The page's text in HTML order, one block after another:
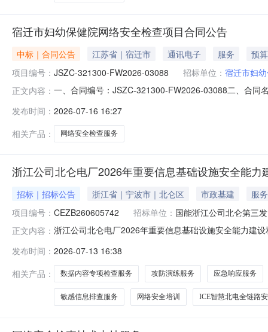
宿迁市妇幼保健院网络安全检查项目合同公告
中标｜合同公告 江苏省｜宿迁市 通讯电子 服务
预
项目编号： JSZC-321300-FW2026-03088 招标单位： 宿迁市妇
正文内容： 一、合同编号：JSZC-321300-FW2026-03088二、合同
同主体信息1.主要标的信息：项目名称：宿迁市妇幼保
发布时间： 2026-07-16 16:27
相关产品：
网络安全检查服务
浙江公司北仑电厂2026年重要信息基础设施安全能
招标｜招标公告 浙江省｜宁波市｜北仑区 市政基建
服务
项目编号： CEZB260605742 招标单位： 国能浙江公司北仑第三
正文内容： 浙江公司北仑电厂2026年重要信息基础设施安全能力建
来源为自筹。招标代理机构为国家能源集团国际工程咨
及标段（包）划分：2.
发布时间： 2026-07-13 16:38
相关产品：
数据内容专项检查服务 攻防演练服务 应急响应服务
敏感信息排查服务 网络安全培训 ICE智慧北电全链路